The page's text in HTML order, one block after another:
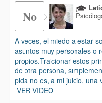
No
A veces, el miedo a estar
asuntos muy personales o
propios.Traicionar estos
de otra persona,
pida no es, a mi juicio, una
VER VIDEO